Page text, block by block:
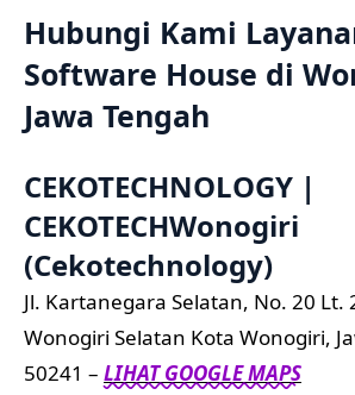
Hubungi Kami
Software House di
Jawa Tengah
CEKOTECHNOLOGY |
CEKOTECHWonogiri
(Cekotechnology)
Jl. Kartanegara Selatan, No. 20 Lt.
Wonogiri Selatan Kota Wonogiri,
50241 – LIHAT GOOGLE MAPS